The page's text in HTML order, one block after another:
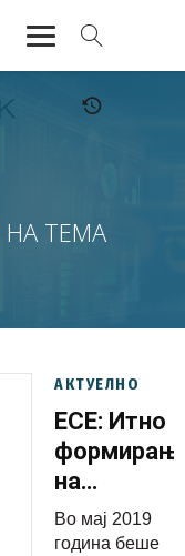
НА ТЕМА
АКТУЕЛНО
ЕСЕ: Итно
на
за
Во мај 2019
година беше